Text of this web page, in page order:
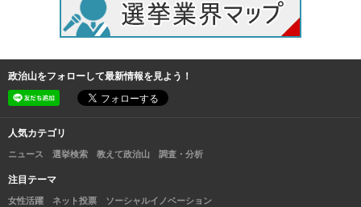
政治山をフォローして最新情報を見よう！
人気カテゴリ
ニュース 選挙検索 教えて政治山 調査・分析
注目テーマ
女性活躍 ネット投票 ソーシャルイノベーション